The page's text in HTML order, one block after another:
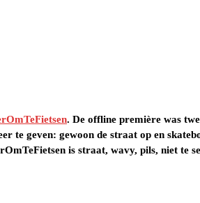
. De offline première was
te geven: gewoon de straat op en
is straat, wavy, pils, niet te